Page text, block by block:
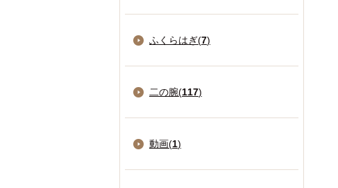
ふくらはぎ(7)
二の腕(117)
動画(1)